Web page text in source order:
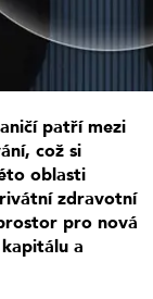
patří mezi
což si
oblasti
zdravotní
pro nová
a